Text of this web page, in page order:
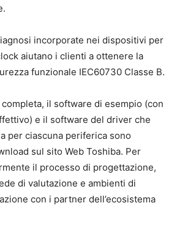
incorporate nei dispositivi per
aiutano i clienti a ottenere la
funzionale IEC60730 Classe B.
il software di esempio (con
e il software del driver che
per ciascuna periferica sono
sul sito Web Toshiba. Per
il processo di progettazione,
di valutazione e ambienti di
con i partner dell’ecosistema